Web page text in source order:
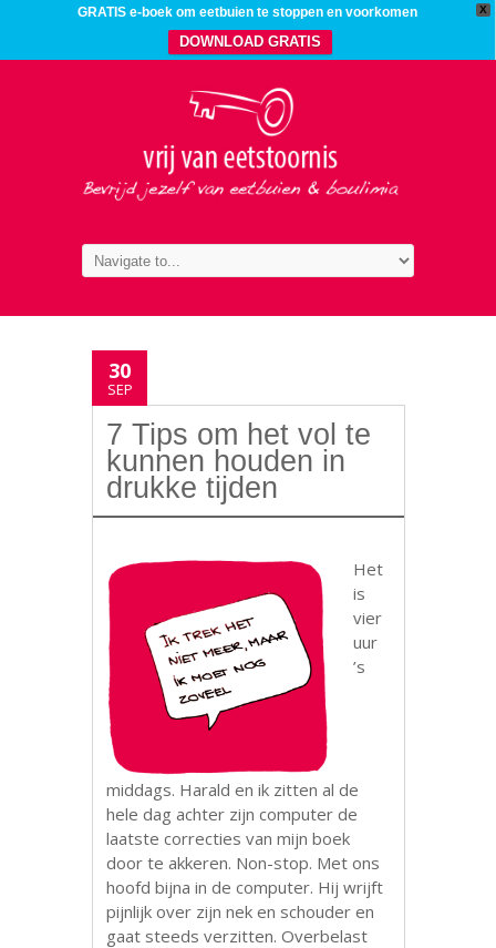
X
GRATIS e-boek om eetbuien te stoppen en voorkomen
DOWNLOAD GRATIS
30
SEP
7 Tips om het vol te
kunnen houden in
drukke tijden
Het
is
vier
uur
’s
middags. Harald en ik zitten al de
hele dag achter zijn computer de
laatste correcties van mijn boek
door te akkeren. Non-stop. Met ons
hoofd bijna in de computer. Hij wrijft
pijnlijk over zijn nek en schouder en
gaat steeds verzitten. Overbelast